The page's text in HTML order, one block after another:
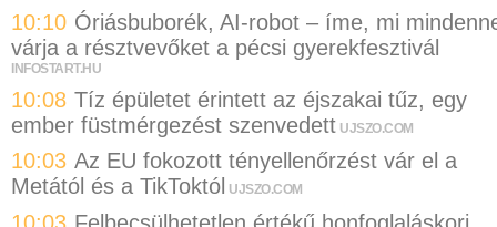
10:10 Óriásbuborék, AI-robot – íme, mi
várja a résztvevőket a pécsi gyerekfesztivál
INFOSTART.HU
10:08 Tíz épületet érintett az éjszakai tűz, egy
ember füstmérgezést szenvedett UJSZO.COM
10:03 Az EU fokozott tényellenőrzést vár el a
Metától és a TikToktól UJSZO.COM